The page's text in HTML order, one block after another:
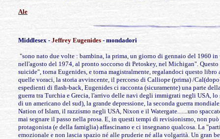
Ale
Middlesex - Jeffrey Eugenides - mondadori
"sono nato due volte : bambina, la prima, un giorno di gennaio del 1960
nell'agosto del 1974, al pronto soccorso di Petoskey, nel Michigan".
suicide", torna Eugenides, e torna magistralmente, regalandoci questo
quelle voraci, la storia avvincente, il percorso di Calliope (prima) /
espedienti di flash-back, Eugenides ci racconta (sicuramente) una parte
guerra tra Turchia e Grecia, l'arrivo delle navi degli immigrati negli USA,
di un americano del sud), la grande depressione, la seconda guerra
Nation of Islam, il razzismo negli USA, Nixon e il Watergate.......uno
mai segnare il passo nella prosa. E, in questi tempi di revisionismo, non
protagonista (e della famiglia) affascinano e ci insegnano qualcosa. La
emozionale e non lascia spazio né alle pruderie né alla volgarità. Un gran